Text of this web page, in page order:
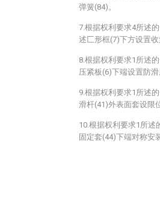
弹簧(84)。
7.根据权利要求4所述
述匚形框(7)下方设置
8.根据权利要求1所述
压紧板(6)下端设置防
9.根据权利要求1所述
滑杆(41)外表面套设限
10.根据权利要求1所述
固定套(44)下端对称安